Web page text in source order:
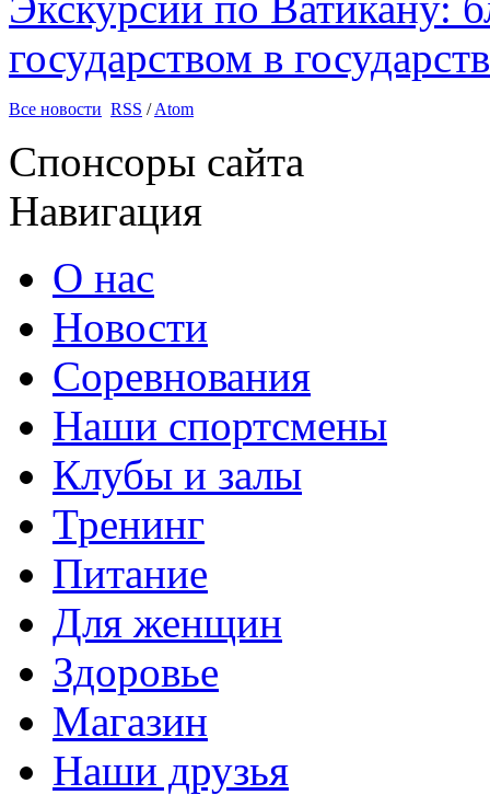
государством в
Все новости RSS /Atom
Спонсоры сайта
Навигация
О нас
Новости
Соревнования
Наши спортсмены
Клубы и залы
Тренинг
Питание
Для женщин
Здоровье
Магазин
Наши друзья